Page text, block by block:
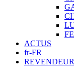
ACTUS
fr-FR